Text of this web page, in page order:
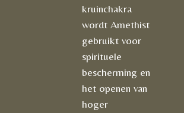
kruinchakra
wordt Amethist
gebruikt voor
spirituele
bescherming en
het openen van
hoger